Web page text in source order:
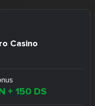
Casino
+ 150 DS